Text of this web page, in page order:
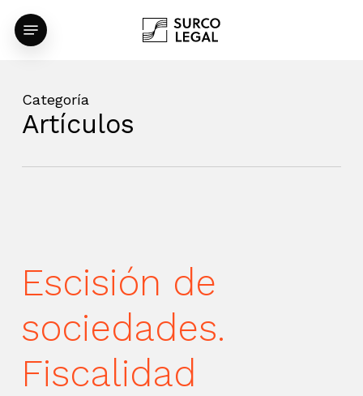
Skip
Menu
Categoría
Artículos
Escisión de
sociedades.
Fiscalidad